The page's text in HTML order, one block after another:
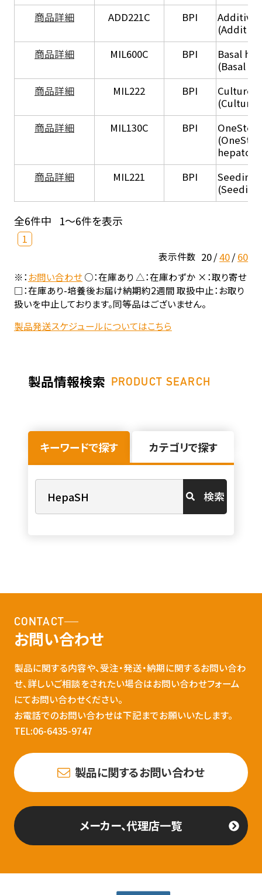
商品詳細
ADD221C BPI
商品詳細
MIL600C BPI
Basal
(Basal
商品詳細
MIL222 BPI
Culture
(Culture
商品詳細
MIL130C BPI
商品詳細
MIL221 BPI
Seeding
全6件中 1～6件を表示
1
表示件数 20 40 60
※：お問い合わせ○：在庫あり △：在庫わずか ×：取り寄せ
□：在庫あり-培養後お届け納期約2週間 取扱中止：お取り
扱いを中止しております。同等品はございません。
製品発送スケジュールについてはこちら
製品情報検索 PRODUCT SEARCH
キーワードで探す カテゴリで探す
検索
CONTACT
お問い合わせ
製品に関する内容や、受注・発送・納期に関するお問い合わ
せ、詳しいご相談をされたい場合はお問い合わせフォーム
にてお問い合わせください。
お電話でのお問い合わせは下記までお願いいたします。
TEL:06-6435-9747
製品に関するお問い合わせ
メーカー、代理店一覧